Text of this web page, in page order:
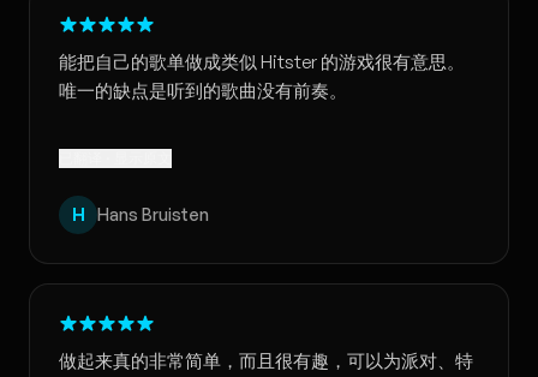
能把自己的歌单做成类似 Hitster 的游戏很有意思。
唯一的缺点是听到的歌曲没有前奏。
H Hans Bruisten
做起来真的非常简单，而且很有趣，可以为派对、特